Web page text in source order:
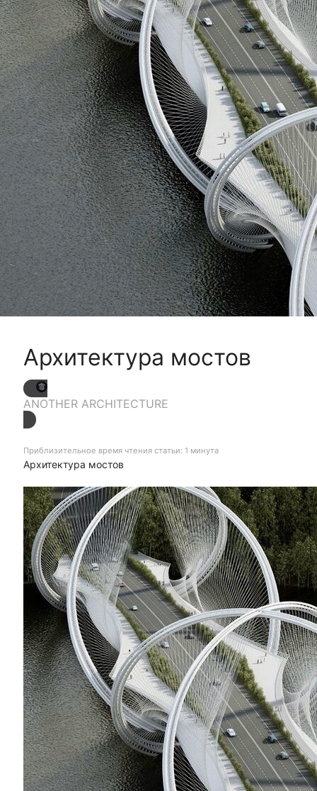
Архитектура мостов
ANOTHER ARCHITECTURE
Приблизительное время чтения статьи: 1 минута
Архитектура мостов